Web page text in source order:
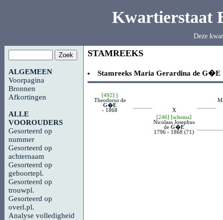
Kwartierstaat
Deze
ALGEMEEN
Voorpagina
Bronnen
Afkortingen
ALLE
VOOROUDERS
Gesorteerd op
nummer
Gesorteerd op
achternaam
Gesorteerd op
geboortepl.
Gesorteerd op
trouwpl.
Gesorteerd op
overl.pl.
Analyse volledigheid
STAMREEKS
Stamreeks Maria Gerardina de G�E
[492] ||
Theodorus de
G�E
- 1868
X
[246] [schema]
Nicolaas Josephus
deG�E
1796 - 1868 (71)